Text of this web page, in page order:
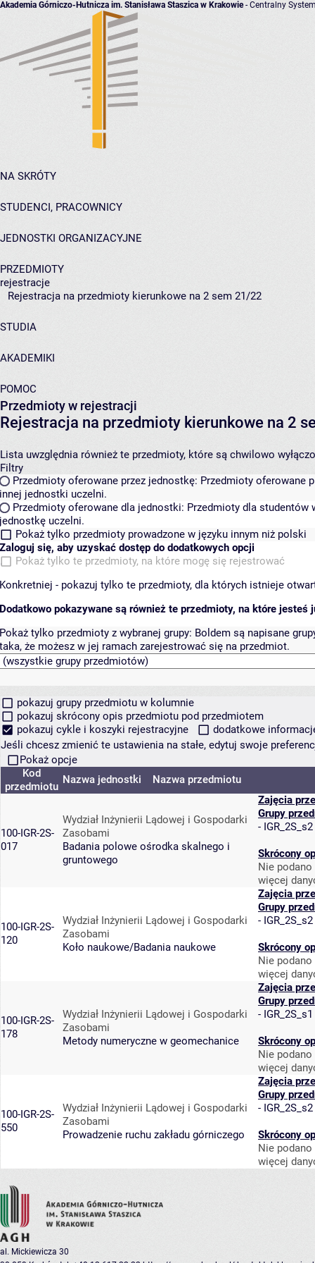
Akademia Górniczo-Hutnicza im. Stanisława Staszica w Krakowie- Centralny
NA SKRÓTY
STUDENCI, PRACOWNICY
JEDNOSTKI ORGANIZACYJNE
PRZEDMIOTY
rejestracje
Rejestracja na przedmioty kierunkowe na 2 sem 21/22
STUDIA
AKADEMIKI
POMOC
Przedmioty w rejestracji
Rejestracja na przedmioty kierunkowe na 2
Lista uwzględnia również te przedmioty, które są chwilowo
Filtry
Przedmioty oferowane przez jednostkę: Przedmioty oferowane
innej jednostki uczelni.
Przedmioty oferowane dla jednostki: Przedmioty dla studentów
jednostkę uczelni.
Pokaż tylko przedmioty prowadzone w języku innym niż polski
Zaloguj się, aby uzyskać dostęp do dodatkowych opcji
Pokaż tylko te przedmioty, na które mogę się rejestrować
Konkretniej - pokazuj tylko te przedmioty, dla których istnieje
Dodatkowo pokazywane są również te przedmioty, na które jesteś
Pokaż tylko przedmioty z wybranej grupy: Boldem są napisane
taka, że możesz w jej ramach zarejestrować się na przedmiot.
pokazuj grupy przedmiotu w kolumnie
pokazuj skrócony opis przedmiotu pod przedmiotem
pokazuj cykle i koszyki rejestracyjne
dodatkowe
Jeśli chcesz zmienić te ustawienia na stałe, edytuj swoje
Pokaż opcje
Kod
przedmiotu
Nazwa jednostki Nazwa przedmiotu
100-IGR-2S-
017
Wydział Inżynierii Lądowej i Gospodarki
Zasobami
Badania polowe ośrodka skalnego i
gruntowego
Zajęcia
Grupy
- IGR_2S_s2
Skrócony
Nie
więcej
100-IGR-2S-
120
Wydział Inżynierii Lądowej i Gospodarki
Zasobami
Koło naukowe/Badania naukowe
Zajęcia
Grupy
- IGR_2S_s2
Skrócony
Nie
więcej
100-IGR-2S-
178
Wydział Inżynierii Lądowej i Gospodarki
Zasobami
Metody numeryczne w geomechanice
Zajęcia
Grupy
- IGR_2S_s1
Skrócony
Nie
więcej
100-IGR-2S-
550
Wydział Inżynierii Lądowej i Gospodarki
Zasobami
Prowadzenie ruchu zakładu górniczego
Zajęcia
Grupy
- IGR_2S_s2
Skrócony
Nie
więcej
al. Mickiewicza 30